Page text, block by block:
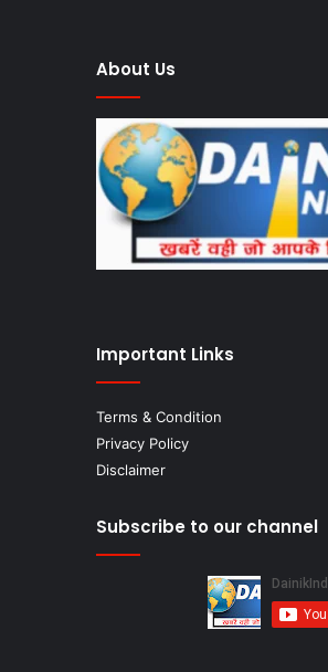
About Us
Important Links
Terms & Condition
Privacy Policy
Disclaimer
Subscribe to our channel